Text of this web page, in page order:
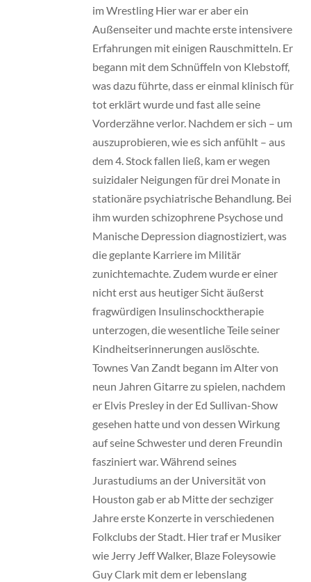
im Wrestling Hier war er aber ein
Außenseiter und machte erste intensivere
Erfahrungen mit einigen Rauschmitteln. Er
begann mit dem Schnüffeln von Klebstoff,
was dazu führte, dass er einmal klinisch für
tot erklärt wurde und fast alle seine
Vorderzähne verlor. Nachdem er sich – um
auszuprobieren, wie es sich anfühlt – aus
dem 4. Stock fallen ließ, kam er wegen
suizidaler Neigungen für drei Monate in
stationäre psychiatrische Behandlung. Bei
ihm wurden schizophrene Psychose und
Manische Depression diagnostiziert, was
die geplante Karriere im Militär
zunichtemachte. Zudem wurde er einer
nicht erst aus heutiger Sicht äußerst
fragwürdigen Insulinschocktherapie
unterzogen, die wesentliche Teile seiner
Kindheitserinnerungen auslöschte.
Townes Van Zandt begann im Alter von
neun Jahren Gitarre zu spielen, nachdem
er Elvis Presley in der Ed Sullivan-Show
gesehen hatte und von dessen Wirkung
auf seine Schwester und deren Freundin
fasziniert war. Während seines
Jurastudiums an der Universität von
Houston gab er ab Mitte der sechziger
Jahre erste Konzerte in verschiedenen
Folkclubs der Stadt. Hier traf er Musiker
wie Jerry Jeff Walker, Blaze Foleysowie
Guy Clark mit dem er lebenslang